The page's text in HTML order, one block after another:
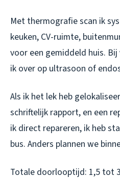
Met thermografie scan ik
keuken, CV-ruimte,
voor een gemiddeld huis.
ik over op ultrasoon of
Als ik het lek heb
schriftelijk rapport, en een
ik direct repareren, ik heb
bus. Anders plannen we
Totale doorlooptijd: 1,5 tot